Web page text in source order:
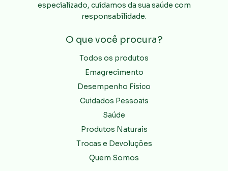
especializado, cuidamos da sua saúde com
responsabilidade.
O que você procura?
Todos os produtos
Emagrecimento
Desempenho Físico
Cuidados Pessoais
Saúde
Produtos Naturais
Trocas e Devoluções
Quem Somos